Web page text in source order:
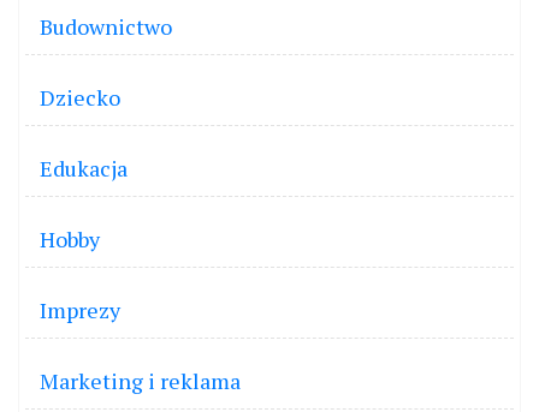
Budownictwo
Dziecko
Edukacja
Hobby
Imprezy
Marketing i reklama